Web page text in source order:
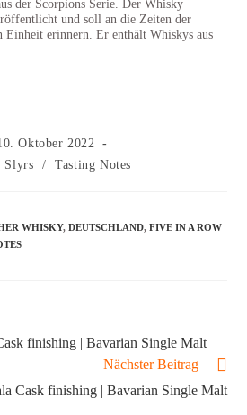
der Scorpions Serie. Der Whisky
und soll an die Zeiten der
Einheit erinnern. Er enthält Whiskys aus
Oktober 2022
Slyrs / Tasting Notes
WHISKY, DEUTSCHLAND, FIVE IN A ROW
finishing | Bavarian Single Malt
Nächster Beitrag
Cask finishing | Bavarian Single Malt